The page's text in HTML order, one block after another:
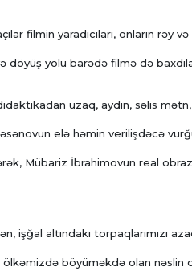
filmin yaradıcıları, onların rəy və
döyüş yolu barədə filmə də
uzaq, aydın, səlis
elə həmin verilişdəcə
Mübariz İbrahimovun real
işğal altındakı torpaqlarımızı
böyüməkdə olan nəslin